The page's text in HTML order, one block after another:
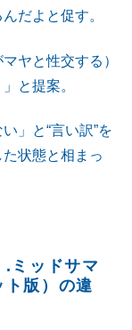
だよと促す。
ヤと性交する）
と提案。
」と“言い訳”を
状態と相まっ
.ミッドサマ
版）の違